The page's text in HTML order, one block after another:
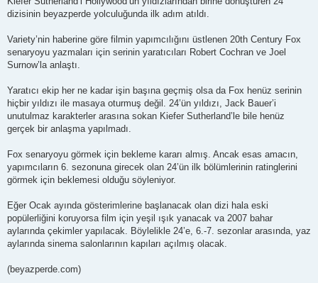
dizisinin beyazperde yolculuğunda ilk adım atıldı.
Variety’nin haberine göre filmin yapımcılığını üstlenen 20th Century Fox
senaryoyu yazmaları için serinin yaratıcıları Robert Cochran ve Joel
Surnow’la anlaştı.
Yaratıcı ekip her ne kadar işin başına geçmiş olsa da Fox henüz serinin
hiçbir yıldızı ile masaya oturmuş değil. 24’ün yıldızı, Jack Bauer’i
unutulmaz karakterler arasına sokan Kiefer Sutherland’le bile henüz
gerçek bir anlaşma yapılmadı.
Fox senaryoyu görmek için bekleme kararı almış. Ancak esas amacın,
yapımcıların 6. sezonuna girecek olan 24’ün ilk bölümlerinin ratinglerini
görmek için beklemesi olduğu söyleniyor.
Eğer Ocak ayında gösterimlerine başlanacak olan dizi hala eski
popülerliğini koruyorsa film için yeşil ışık yanacak va 2007 bahar
aylarında çekimler yapılacak. Böylelikle 24’e, 6.-7. sezonlar arasında, yaz
aylarında sinema salonlarının kapıları açılmış olacak.
(beyazperde.com)